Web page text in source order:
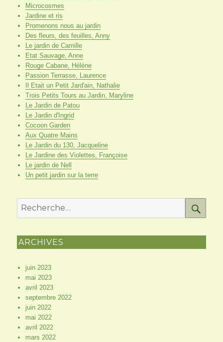
Microcosmes
Jardine et ris
Promenons nous au jardin
Des fleurs, des feuilles, Anny
Le jardin de Camille
Etat Sauvage, Anne
Rouge Cabane, Hélène
Passion Terrasse, Laurence
Il Etait un Petit Jard'ain, Nathalie
Trois Petits Tours au Jardin, Maryline
Le Jardin de Patou
Le Jardin d'Ingrid
Cocoon Garden
Aux Quatre Mains
Le Jardin du 130, Jacqueline
Le Jardine des Violettes, Françoise
Le jardin de Nell
Un petit jardin sur la terre
pour
ARCHIVES
juin 2023
mai 2023
avril 2023
septembre 2022
juin 2022
mai 2022
avril 2022
mars 2022